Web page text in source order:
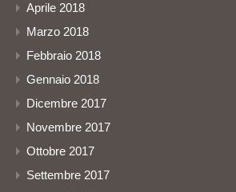
Aprile 2018
Marzo 2018
Febbraio 2018
Gennaio 2018
Dicembre 2017
Novembre 2017
Ottobre 2017
Settembre 2017